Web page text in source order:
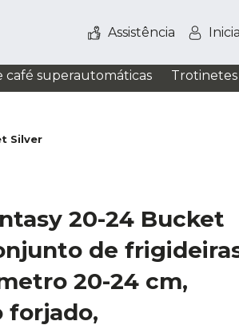
Assistência
café superautomáticas
Silver
20-24 Bucket
de
20-24 cm,
forjado,